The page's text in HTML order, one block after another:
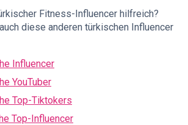
Fitness-Influencer hilfreich?
diese anderen türkischen Influencer
Influencer
YouTuber
Top-Tiktokers
Top-Influencer